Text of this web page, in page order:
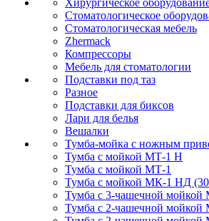
Хирургическое
Стоматологическое
Стоматологическая мебель
Zhermack
Компрессоры
Мебель для стоматологии
Подставки под таз
Разное
Подставки для биксов
Лари для белья
Вешалки
Тумба-мойка с ножным
Тумба с мойкой МТ-1 Н
Тумба с мойкой МТ-1
Тумба с мойкой МК-1 НД
Тумба с 3-чашечной
Тумба с 2-чашечной мойкой